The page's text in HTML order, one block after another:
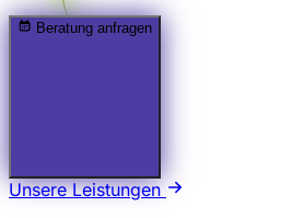
Beratung anfragen
Unsere Leistungen